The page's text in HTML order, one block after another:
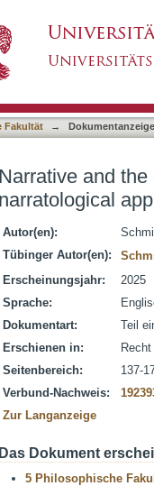
Fakultät → Dokumentanzeige
Narrative and
narratological
Autor(en):
Tübinger Autor(en):
Erscheinungsjahr:
2025
Sprache:
Dokumentart:
Teil
Erschienen in:
Seitenbereich:
137-
Verbund-Nachweis:
Zur Langanzeige
Das Dokument
5 Philosophische